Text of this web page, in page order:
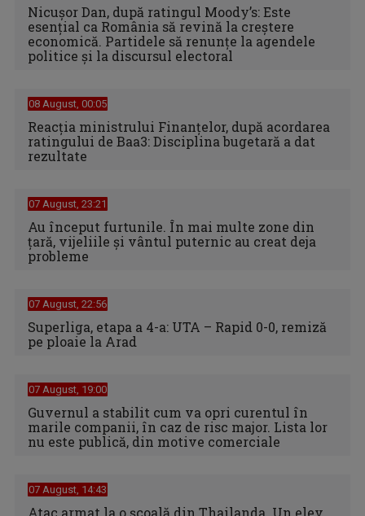
Nicușor Dan, după ratingul Moody’s: Este
esențial ca România să revină la creștere
economică. Partidele să renunțe la agendele
politice și la discursul electoral
08 August, 00:05
Reacția ministrului Finanțelor, după acordarea
ratingului de Baa3: Disciplina bugetară a dat
rezultate
07 August, 23:21
Au început furtunile. În mai multe zone din
țară, vijeliile și vântul puternic au creat deja
probleme
07 August, 22:56
Superliga, etapa a 4-a: UTA – Rapid 0-0, remiză
pe ploaie la Arad
07 August, 19:00
Guvernul a stabilit cum va opri curentul în
marile companii, în caz de risc major. Lista lor
nu este publică, din motive comerciale
07 August, 14:43
Atac armat la o școală din Thailanda. Un elev